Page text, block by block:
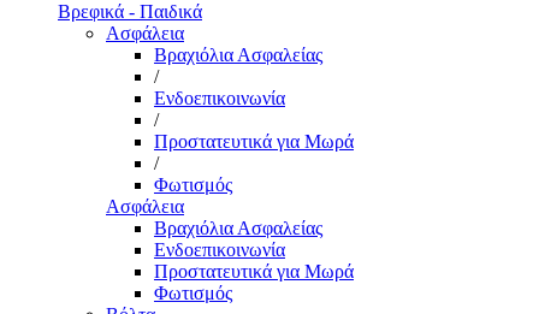
Βρεφικά - Παιδικά
Ασφάλεια
Βραχιόλια Ασφαλείας
/
Ενδοεπικοινωνία
/
Προστατευτικά για Μωρά
/
Φωτισμός
Ασφάλεια
Βραχιόλια Ασφαλείας
Ενδοεπικοινωνία
Προστατευτικά για Μωρά
Φωτισμός